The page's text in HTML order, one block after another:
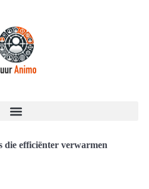
die efficiënter verwarmen